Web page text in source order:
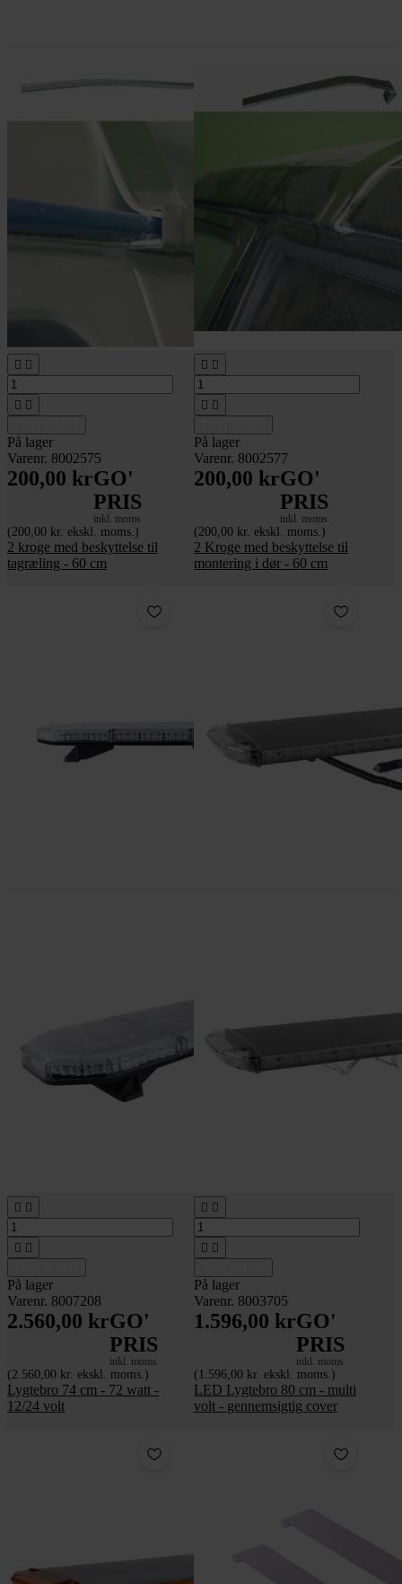
 
 
På lager
Varenr. 8002575
200,00 krGO'
PRIS
inkl. moms
(200,00 kr. ekskl. moms.)
2 kroge med beskyttelse til
tagræling - 60 cm
 
 
På lager
Varenr. 8002577
200,00 krGO'
PRIS
inkl. moms
(200,00 kr. ekskl. moms.)
2 Kroge med beskyttelse til
montering i dør - 60 cm
 
 
På lager
Varenr. 8007208
2.560,00 krGO'
PRIS
inkl. moms
(2.560,00 kr. ekskl. moms.)
Lygtebro 74 cm - 72 watt -
12/24 volt
 
 
På lager
Varenr. 8003705
1.596,00 krGO'
PRIS
inkl. moms
(1.596,00 kr. ekskl. moms.)
LED Lygtebro 80 cm - multi
volt - gennemsigtig cover